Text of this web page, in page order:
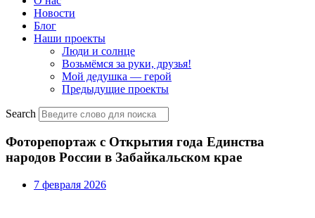
Новости
Блог
Наши проекты
Люди и солнце
Возьмёмся за руки, друзья!
Мой дедушка — герой
Предыдущие проекты
Search
Фоторепортаж с Открытия года Единства
народов России в Забайкальском крае
7 февраля 2026